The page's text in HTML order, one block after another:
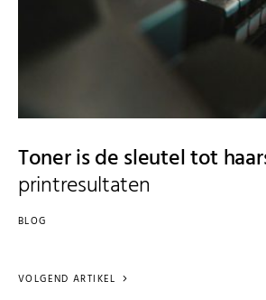
Toner is de sleutel tot
printresultaten
BLOG
VOLGEND ARTIKEL